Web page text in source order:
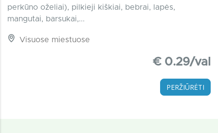
perkūno oželiai), pilkieji kiškiai, bebrai, lapės,
mangutai, barsukai,...
Visuose miestuose
€ 0.29/val
PERŽIŪRĖTI